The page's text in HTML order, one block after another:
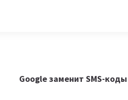
Google заменит SMS-